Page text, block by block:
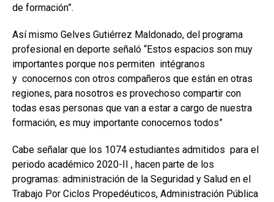
de formación”.
Así mismo Gelves Gutiérrez Maldonado, del programa
profesional en deporte señaló “Estos espacios son muy
importantes porque nos permiten intégranos
y conocernos con otros compañeros que están en otras
regiones, para nosotros es provechoso compartir con
todas esas personas que van a estar a cargo de nuestra
formación, es muy importante conocernos todos”
Cabe señalar que los 1074 estudiantes admitidos para el
periodo académico 2020-II , hacen parte de los
programas: administración de la Seguridad y Salud en el
Trabajo Por Ciclos Propedéuticos, Administración Pública